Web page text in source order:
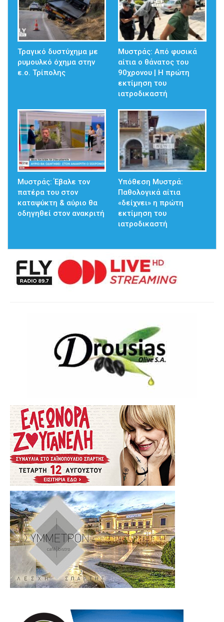
Τραγικό δυστύχημα με
ρυμουλκό όχημα στην
ε.ο. Τρίπολης
Μυστράς: Από φυσικά
αίτια ο θάνατος του
90χρονου | Η πρώτη
εκτίμηση του
ιατροδικαστή
Μυστράς: Έβαλε τον
πατέρα του στον
καταψύκτη & αύριο θα
οδηγηθεί στον ανακριτή
Υπόθεση Μυστρά:
Παθολογικά αίτια
«δείχνει» η πρώτη
εκτίμηση του
ιατροδικαστή